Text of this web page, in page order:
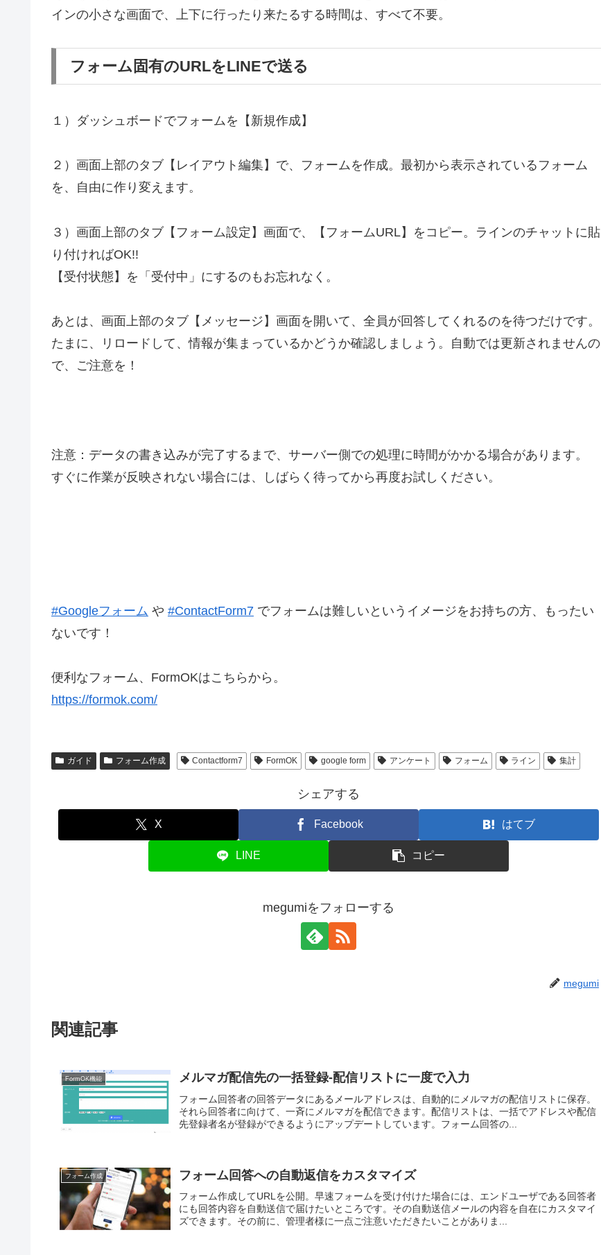
インの小さな画面で、上下に行ったり来たるする時間は、すべて不要。
フォーム固有のURLをLINEで送る
１）ダッシュボードでフォームを【新規作成】
２）画面上部のタブ【レイアウト編集】で、フォームを作成。最初から表示されているフォーム
を、自由に作り変えます。
３）画面上部のタブ【フォーム設定】画面で、【フォームURL】をコピー。ラインのチャットに貼
り付ければOK!!
【受付状態】を「受付中」にするのもお忘れなく。
あとは、 画面上部のタブ【メッセージ】画面を開いて、 全員が回答してくれるのを待つだけです。
たまに、リロードして、情報が集まっているかどうか確認しましょう。自動では更新されませんの
で、ご注意を！
注意：データの書き込みが完了するまで、サーバー側での処理に時間がかかる場合があります。
すぐに作業が反映されない場合には、しばらく待ってから再度お試しください。
#Googleフォーム や #ContactForm7 でフォームは難しいというイメージをお持ちの方、もったい
ないです！
便利なフォーム、FormOKはこちらから。
https://formok.com/
ガイド フォーム作成 Contactform7 FormOK google form アンケート フォーム ライン 集計
シェアする
X Facebook はてブ
LINE コピー
megumiをフォローする
megumi
関連記事
FormOK機能 メルマガ配信先の一括登録-配信リストに一度で入力
フォーム回答者の回答データにあるメールアドレスは、自動的にメルマガの配信リストに保存。
それら回答者に向けて、一斉にメルマガを配信できます。配信リストは、一括でアドレスや配信
先登録者名が登録ができるようにアップデートしています。フォーム回答の...
フォーム作成 フォーム回答への自動返信をカスタマイズ
フォーム作成してURLを公開。早速フォームを受け付けた場合には、エンドユーザである回答者
にも回答内容を自動送信で届けたいところです。その自動送信メールの内容を自在にカスタマイ
ズできます。その前に、管理者様に一点ご注意いただきたいことがありま...